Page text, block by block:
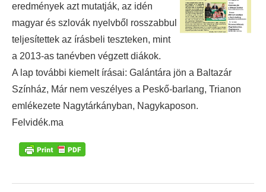
eredmények azt mutatják, az idén
magyar és szlovák nyelvből rosszabbul
teljesítettek az írásbeli teszteken, mint
a 2013-as tanévben végzett diákok.
A lap további kiemelt írásai: Galántára jön a Baltazár
Színház, Már nem veszélyes a Peskő-barlang, Trianon
emlékezete Nagytárkányban, Nagykaposon.
Felvidék.ma